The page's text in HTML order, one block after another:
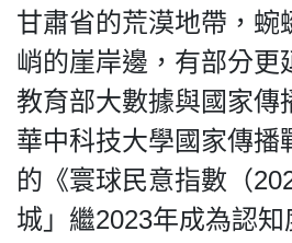
甘肅省的荒漠地帶，蜿
峭的崖岸邊，有部分更
教育部大數據與國家傳
華中科技大學國家傳播
的《寰球民意指數（
城」繼2023年成為認